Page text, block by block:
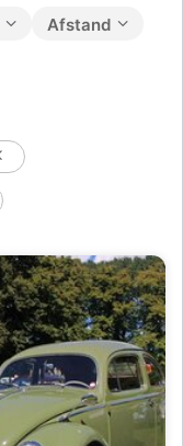
Afstand